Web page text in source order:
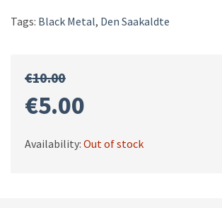
Tags: Black Metal, Den Saakaldte
€10.00
Original
price
€5.00Current
price
Availability: Out of stock